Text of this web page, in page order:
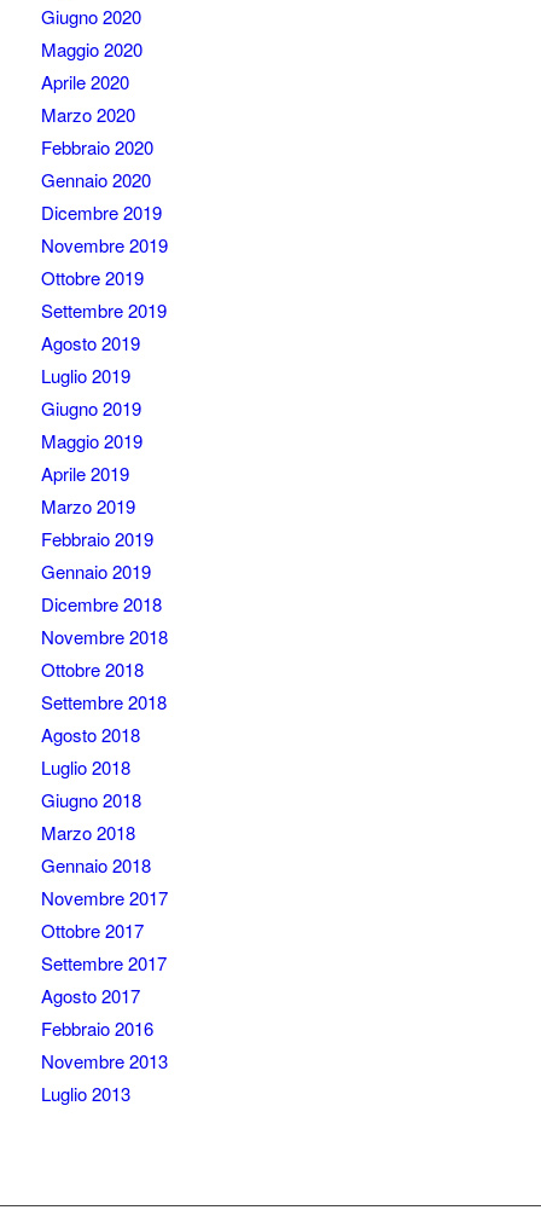
Giugno 2020
Maggio 2020
Aprile 2020
Marzo 2020
Febbraio 2020
Gennaio 2020
Dicembre 2019
Novembre 2019
Ottobre 2019
Settembre 2019
Agosto 2019
Luglio 2019
Giugno 2019
Maggio 2019
Aprile 2019
Marzo 2019
Febbraio 2019
Gennaio 2019
Dicembre 2018
Novembre 2018
Ottobre 2018
Settembre 2018
Agosto 2018
Luglio 2018
Giugno 2018
Marzo 2018
Gennaio 2018
Novembre 2017
Ottobre 2017
Settembre 2017
Agosto 2017
Febbraio 2016
Novembre 2013
Luglio 2013